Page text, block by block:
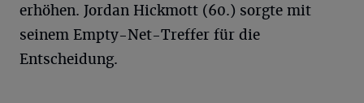
erhöhen. Jordan Hickmott (60.) sorgte mit
seinem Empty-Net-Treffer für die
Entscheidung.